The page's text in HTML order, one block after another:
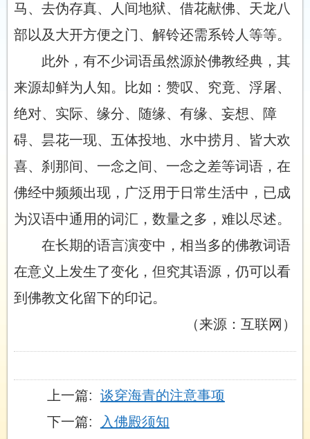
马、去伪存真、人间地狱、借花献佛、天龙八
部以及大开方便之门、解铃还需系铃人等等。
此外，有不少词语虽然源於佛教经典，其
来源却鲜为人知。比如：赞叹、究竟、浮屠、
绝对、实际、缘分、随缘、有缘、妄想、障
碍、昙花一现、五体投地、水中捞月、皆大欢
喜、刹那间、一念之间、一念之差等词语，在
佛经中频频出现，广泛用于日常生活中，已成
为汉语中通用的词汇，数量之多，难以尽述。
在长期的语言演变中，相当多的佛教词语
在意义上发生了变化，但究其语源，仍可以看
到佛教文化留下的印记。
（来源：互联网）
上一篇: 谈穿海青的注意事项
下一篇:
入佛殿须知